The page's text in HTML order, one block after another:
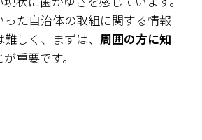
た自治体の取組に関する情報
しく、まずは、 周囲の方に知
が重要です。